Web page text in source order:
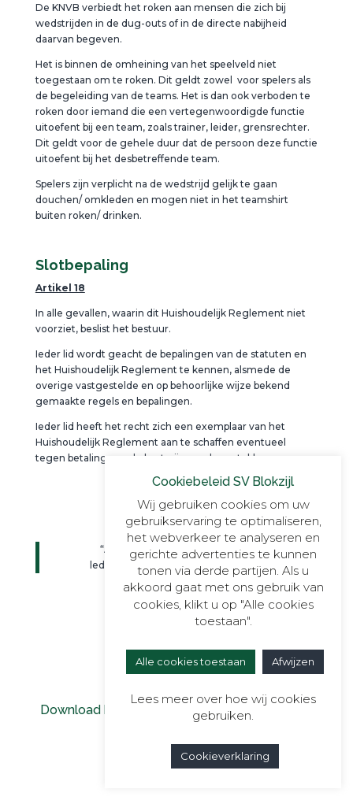
De KNVB verbiedt het roken aan mensen die zich bij
wedstrijden in de dug-outs of in de directe nabijheid
daarvan begeven.
Het is binnen de omheining van het speelveld niet
toegestaan om te roken. Dit geldt zowel voor spelers als
de begeleiding van de teams. Het is dan ook verboden te
roken door iemand die een vertegenwoordigde functie
uitoefent bij een team, zoals trainer, leider, grensrechter.
Dit geldt voor de gehele duur dat de persoon deze functie
uitoefent bij het desbetreffende team.
Spelers zijn verplicht na de wedstrijd gelijk te gaan
douchen/ omkleden en mogen niet in het teamshirt
buiten roken/ drinken.
Slotbepaling
Artikel 18
In alle gevallen, waarin dit Huishoudelijk Reglement niet
voorziet, beslist het bestuur.
Ieder lid wordt geacht de bepalingen van de statuten en
het Huishoudelijk Reglement te kennen, alsmede de
overige vastgestelde en op behoorlijke wijze bekend
gemaakte regels en bepalingen.
Ieder lid heeft het recht zich een exemplaar van het
Huishoudelijk Reglement aan te schaffen eventueel
tegen betaling van de kostprijs van deze stukken.
“Aldus vastgesteld op de algemene
ledenvergadering van 10 februari 2017”
Download hier het Huishoudelijk Reglement in
PDF formaat
Cookiebeleid SV Blokzijl
Wij gebruiken cookies om uw
gebruikservaring te optimaliseren,
het webverkeer te analyseren en
gerichte advertenties te kunnen
tonen via derde partijen. Als u
akkoord gaat met ons gebruik van
cookies, klikt u op "Alle cookies
toestaan".
Alle cookies toestaan Afwijzen
Lees meer over hoe wij cookies
gebruiken.
Cookieverklaring